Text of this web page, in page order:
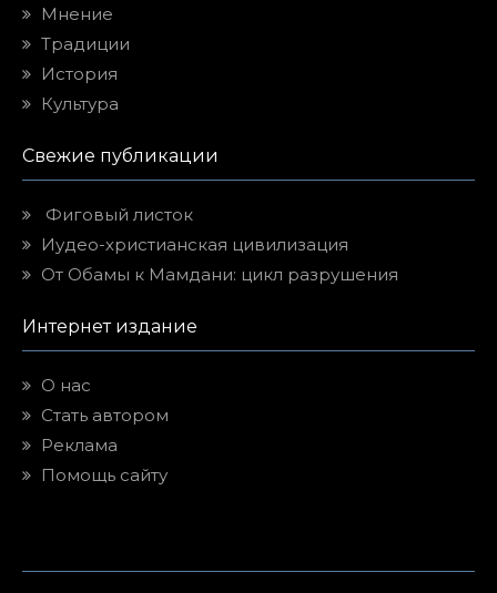
Мнение
Традиции
История
Культура
Свежие публикации
Фиговый листок
Иудео-христианская цивилизация
От Обамы к Мамдани: цикл разрушения
Интернет издание
О нас
Стать автором
Реклама
Помощь сайту